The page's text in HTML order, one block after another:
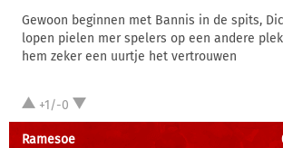
Gewoon beginnen met Bannis in de spits,
lopen pielen mer spelers op een andere
hem zeker een uurtje het vertrouwen
+1/-0
Ramesoe